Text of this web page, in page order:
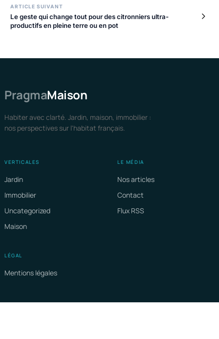
ARTICLE SUIVANT
Le geste qui change tout pour des citronniers ultra-
productifs en pleine terre ou en pot
PragmaMaison
Habiter avec clarté. Jardin, maison, immobilier :
nos perspectives sur l'habitat français.
VERTICALES
Jardin
Immobilier
Uncategorized
Maison
LE MÉDIA
Nos articles
Contact
Flux RSS
LÉGAL
Mentions légales